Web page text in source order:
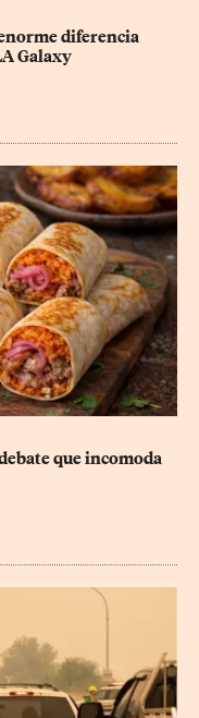
diferencia
Galaxy
que incomoda